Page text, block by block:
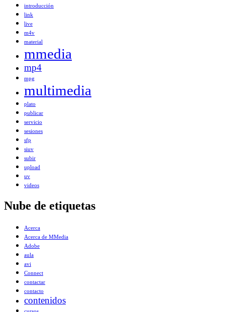
introducción
link
live
m4v
material
mmedia
mp4
mpg
multimedia
plato
publicar
servicio
sesiones
sfp
siuv
subir
upload
uv
videos
Nube de etiquetas
Acerca
Acerca de MMedia
Adobe
aula
avi
Connect
contactar
contacto
contenidos